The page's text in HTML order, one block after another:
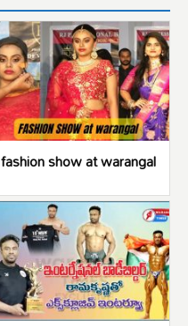
fashion show at warangal